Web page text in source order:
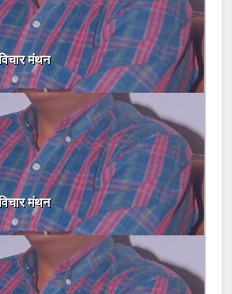
मंथन
मंथन